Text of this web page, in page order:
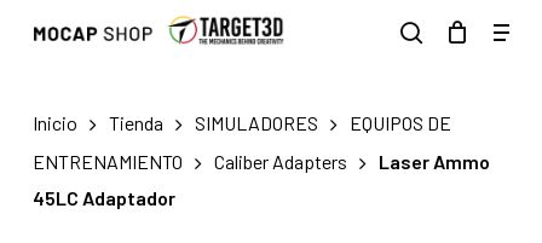
Menu
Inicio Tienda SIMULADORES
EQUIPOS DE
ENTRENAMIENTO
Caliber Adapters
Laser Ammo
45LC Adaptador